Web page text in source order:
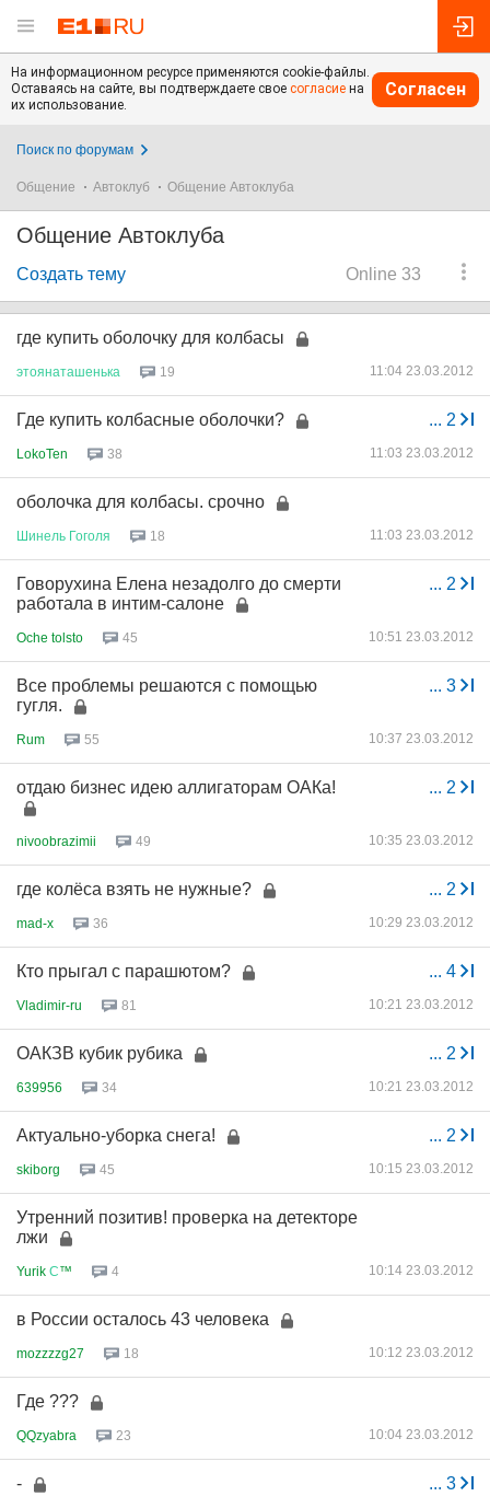
На информационном ресурсе применяются cookie-файлы.
Оставаясь на сайте, вы подтверждаете свое согласие на
их использование.
Согласен
Поиск по форумам
Общение Автоклуб Общение Автоклуба
Общение Автоклуба
Online 33
Создать тему
где купить оболочку для колбасы
этоянаташенька 19 11:04 23.03.2012
... 2
Где купить колбасные оболочки?
LokoTen 38 11:03 23.03.2012
оболочка для колбасы. срочно
Шинель Гоголя 18 11:03 23.03.2012
... 2
Говорухина Елена незадолго до смерти
работала в интим-салоне
Oche tolsto 45 10:51 23.03.2012
... 3
Все проблемы решаются с помощью
гугля.
Rum 55 10:37 23.03.2012
... 2
отдаю бизнес идею аллигаторам ОАКа!
nivoobrazimii 49 10:35 23.03.2012
... 2
где колёса взять не нужные?
mad-x 36 10:29 23.03.2012
... 4
Кто прыгал с парашютом?
Vladimir-ru 81 10:21 23.03.2012
... 2
ОАКЗВ кубик рубика
639956 34 10:21 23.03.2012
... 2
Актуально-уборка снега!
skiborg 45 10:15 23.03.2012
Утренний позитив! проверка на детекторе
лжи
Yurik С™ 4 10:14 23.03.2012
в России осталось 43 человека
mozzzzg27 18 10:12 23.03.2012
Где ???
QQzyabra 23 10:04 23.03.2012
... 3
-